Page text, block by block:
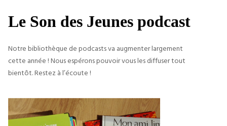
Le Son des Jeunes podcast
Notre bibliothèque de podcasts va augmenter largement
cette année ! Nous espérons pouvoir vous les diffuser tout
bientôt. Restez à l’écoute !